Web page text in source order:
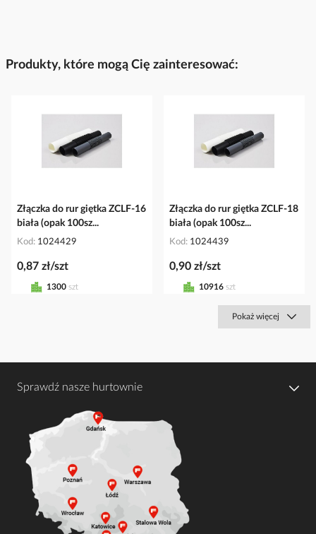
Produkty, które mogą Cię zainteresować:
Złączka do rur giętka ZCLF-16
biała (opak 100sz...
Kod 1024429
0,87 zł/szt
1300 szt
Złączka do rur giętka ZCLF-18
biała (opak 100sz...
Kod 1024439
0,90 zł/szt
10916 szt
Pokaż więcej
Sprawdź nasze hurtownie